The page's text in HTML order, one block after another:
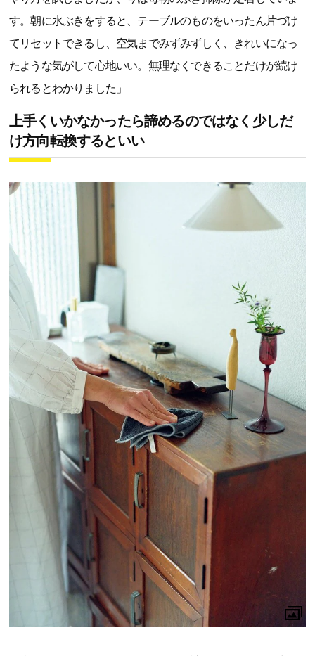
す。朝に水ぶきをすると、テーブルのものをいったん片づけ
てリセットできるし、空気までみずみずしく、きれいになっ
たような気がして心地いい。無理なくできることだけが続け
られるとわかりました」
上手くいかなかったら諦めるのではなく少しだ
け方向転換するといい